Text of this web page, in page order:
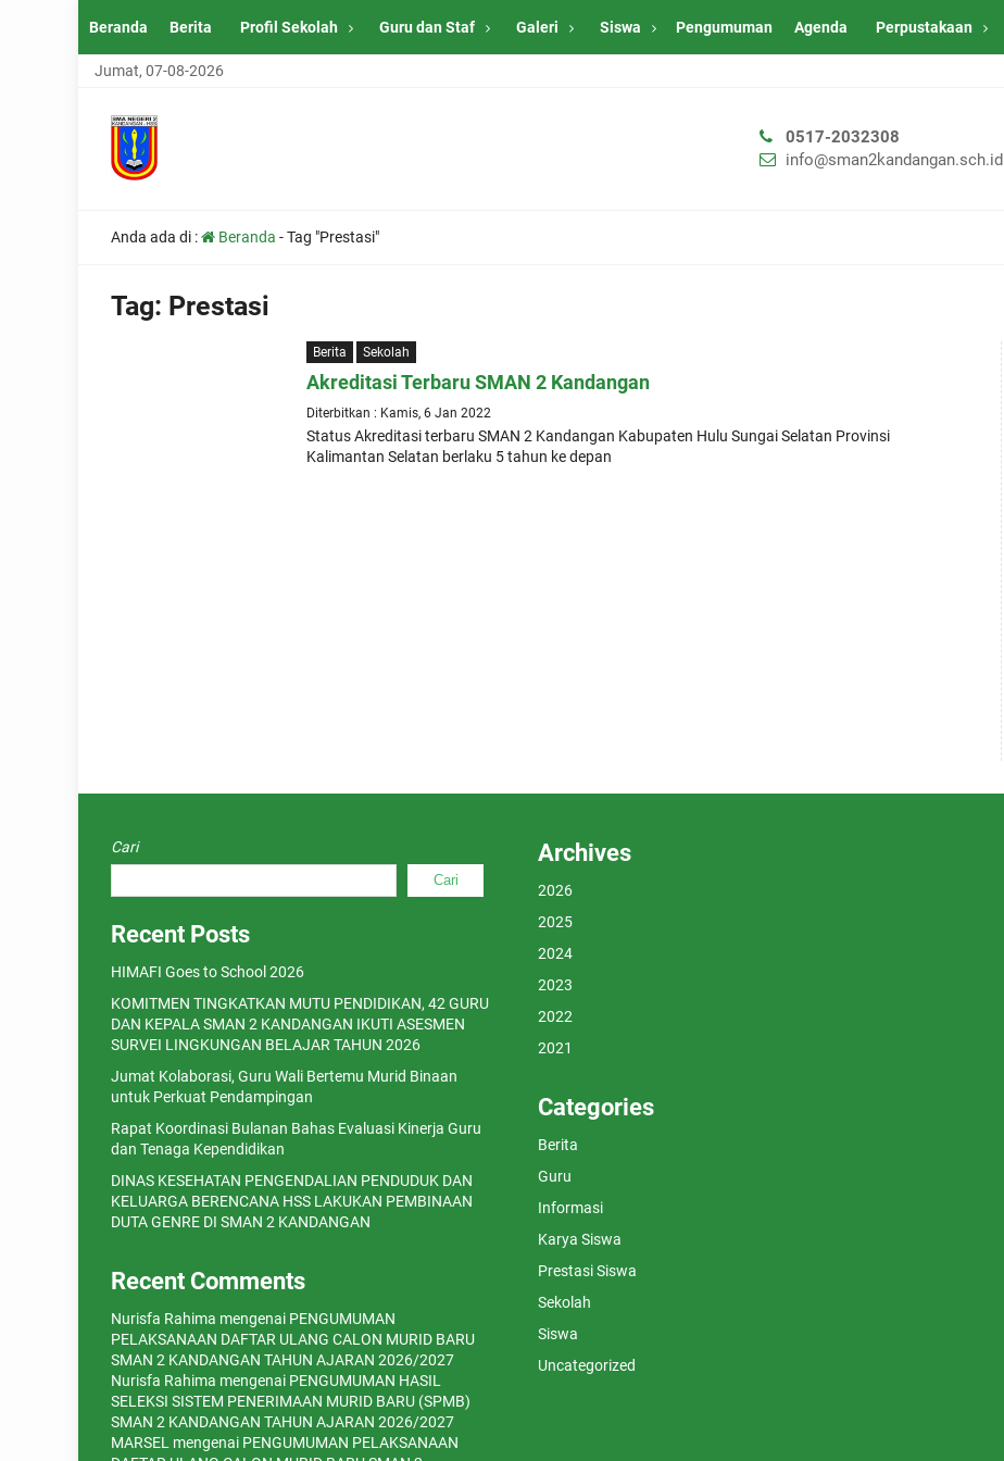
Beranda Berita Profil Sekolah Guru dan Staf Galeri Siswa Pengumuman Agenda Perpustakaan
Jumat, 07-08-2026
0517-2032308
info@sman2kandangan.sch.id
Anda ada di : Beranda -Tag "Prestasi"
Tag: Prestasi
Berita Sekolah
Akreditasi Terbaru SMAN 2 Kandangan
Diterbitkan : Kamis, 6 Jan 2022
Status Akreditasi terbaru SMAN 2 Kandangan Kabupaten Hulu Sungai Selatan Provinsi
Kalimantan Selatan berlaku 5 tahun ke depan
Cari
Cari
Recent Posts
HIMAFI Goes to School 2026
KOMITMEN TINGKATKAN MUTU PENDIDIKAN, 42 GURU
DAN KEPALA SMAN 2 KANDANGAN IKUTI ASESMEN
SURVEI LINGKUNGAN BELAJAR TAHUN 2026
Jumat Kolaborasi, Guru Wali Bertemu Murid Binaan
untuk Perkuat Pendampingan
Rapat Koordinasi Bulanan Bahas Evaluasi Kinerja Guru
dan Tenaga Kependidikan
DINAS KESEHATAN PENGENDALIAN PENDUDUK DAN
KELUARGA BERENCANA HSS LAKUKAN PEMBINAAN
DUTA GENRE DI SMAN 2 KANDANGAN
Recent Comments
Nurisfa Rahima mengenai PENGUMUMAN
PELAKSANAAN DAFTAR ULANG CALON MURID BARU
SMAN 2 KANDANGAN TAHUN AJARAN 2026/2027
Nurisfa Rahima mengenai PENGUMUMAN HASIL
SELEKSI SISTEM PENERIMAAN MURID BARU (SPMB)
SMAN 2 KANDANGAN TAHUN AJARAN 2026/2027
MARSEL mengenai PENGUMUMAN PELAKSANAAN
Archives
2026
2025
2024
2023
2022
2021
Categories
Berita
Guru
Informasi
Karya Siswa
Prestasi Siswa
Sekolah
Siswa
Uncategorized